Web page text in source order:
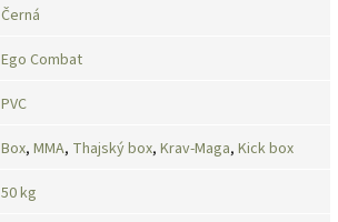
Černá
Ego Combat
PVC
Box, MMA, Thajský box, Krav-Maga, Kick box
50 kg